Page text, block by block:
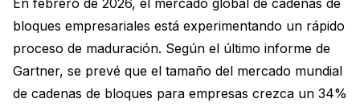
En febrero de 2026, el mercado global de cadenas de
bloques empresariales está experimentando un rápido
proceso de maduración. Según el último informe de
Gartner, se prevé que el tamaño del mercado mundial
de cadenas de bloques para empresas crezca un 34%